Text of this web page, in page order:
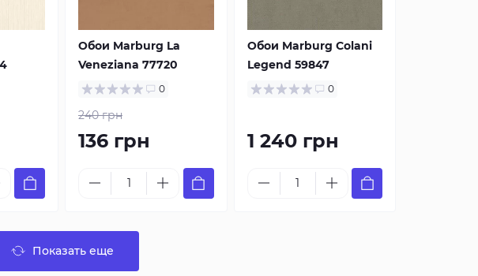
Обои Marburg La
Veneziana 77720
0
240 грн
136 грн
Обои Marburg Colani
Legend 59847
0
1 240 грн
Показать еще